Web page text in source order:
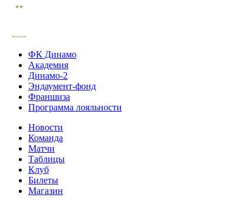
ФК Динамо
Академия
Динамо-2
Эндаумент-фонд
Франшиза
Программа лояльности
Новости
Команда
Матчи
Таблицы
Клуб
Билеты
Магазин